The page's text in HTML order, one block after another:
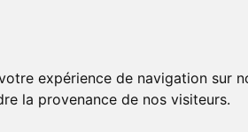
expérience de navigation sur
la provenance de nos visiteurs.